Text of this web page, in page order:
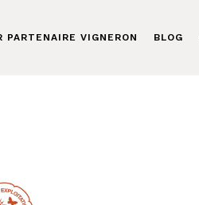
PARTENAIRE VIGNERON BLOG